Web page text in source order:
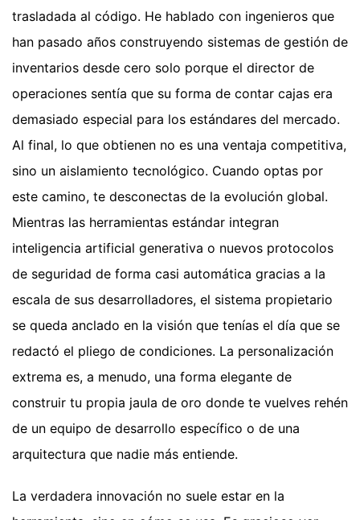
trasladada al código. He hablado con ingenieros que
han pasado años construyendo sistemas de gestión de
inventarios desde cero solo porque el director de
operaciones sentía que su forma de contar cajas era
demasiado especial para los estándares del mercado.
Al final, lo que obtienen no es una ventaja competitiva,
sino un aislamiento tecnológico. Cuando optas por
este camino, te desconectas de la evolución global.
Mientras las herramientas estándar integran
inteligencia artificial generativa o nuevos protocolos
de seguridad de forma casi automática gracias a la
escala de sus desarrolladores, el sistema propietario
se queda anclado en la visión que tenías el día que se
redactó el pliego de condiciones. La personalización
extrema es, a menudo, una forma elegante de
construir tu propia jaula de oro donde te vuelves rehén
de un equipo de desarrollo específico o de una
arquitectura que nadie más entiende.
La verdadera innovación no suele estar en la